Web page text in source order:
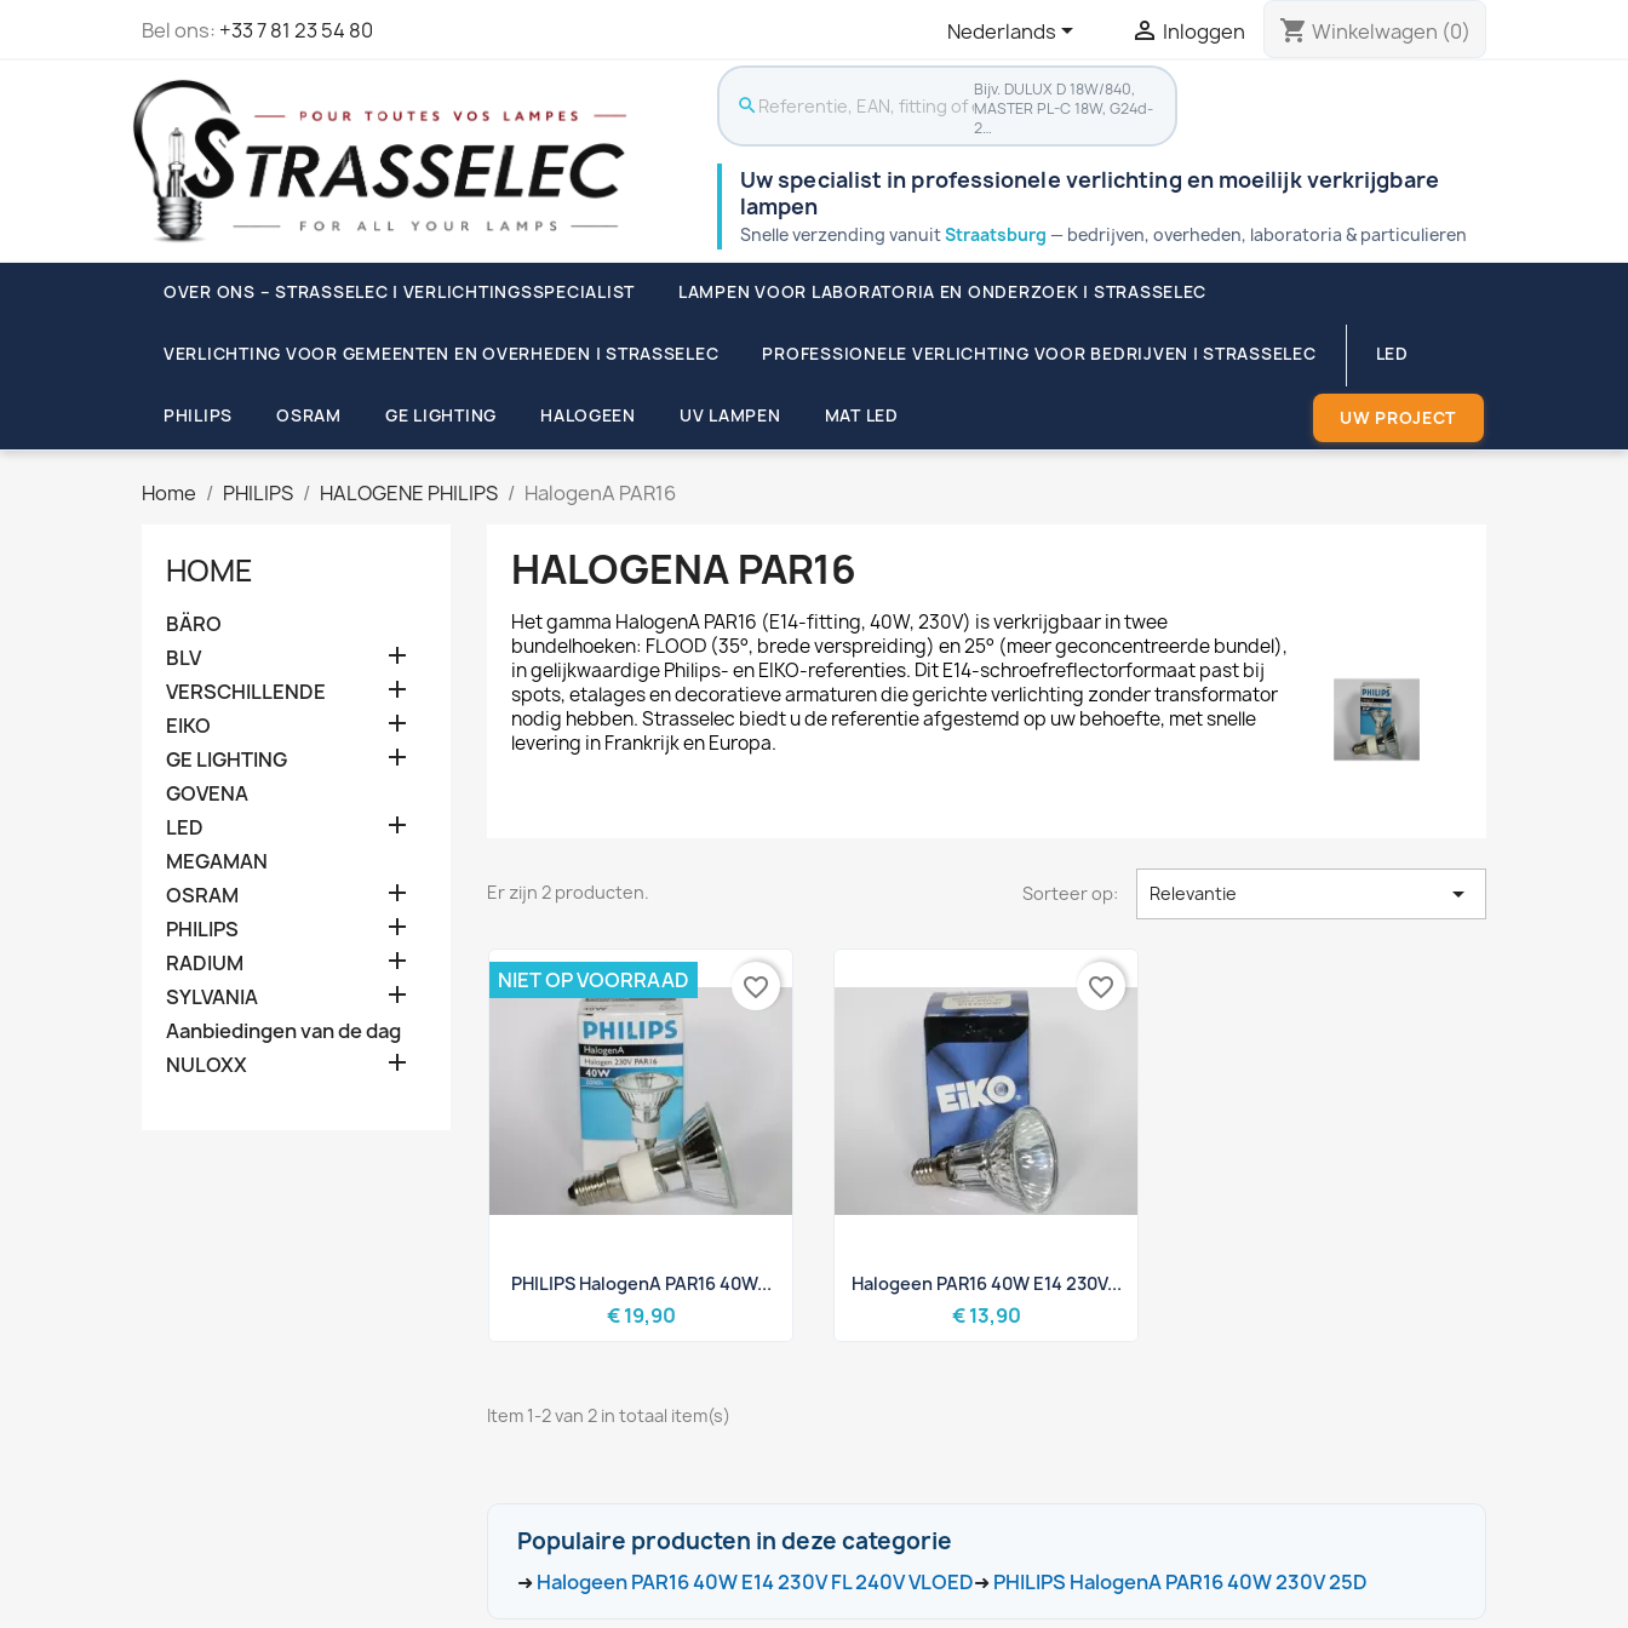
Bel ons: +33 7 81 23 54 80 Nederlands  Inloggen shopping_cart Winkelwagen (0)
search
Bijv. DULUX D 18W/840,
MASTER PL-C 18W, G24d-
2…
Uw specialist in professionele verlichting en moeilijk verkrijgbare
lampen
Snelle verzending vanuitStraatsburg — bedrijven, overheden, laboratoria & particulieren
OVER ONS – STRASSELEC | VERLICHTINGSSPECIALIST LAMPEN VOOR LABORATORIA EN ONDERZOEK | STRASSELEC
VERLICHTING VOOR GEMEENTEN EN OVERHEDEN | STRASSELEC PROFESSIONELE VERLICHTING VOOR BEDRIJVEN | STRASSELEC LED
PHILIPS OSRAM GE LIGHTING HALOGEEN UV LAMPEN MAT LED UW PROJECT
Home PHILIPS HALOGENE PHILIPS HalogenA PAR16
HOME
BÄRO
BLV

VERSCHILLENDE 
EIKO 
GE LIGHTING 
GOVENA
LED

MEGAMAN
OSRAM

PHILIPS 
RADIUM 
SYLVANIA 
Aanbiedingen van de dag
NULOXX

HALOGENA PAR16
Het gamma HalogenA PAR16 (E14-fitting, 40W, 230V) is verkrijgbaar in twee
bundelhoeken: FLOOD (35°, brede verspreiding) en 25° (meer geconcentreerde bundel),
in gelijkwaardige Philips- en EIKO-referenties. Dit E14-schroefreflectorformaat past bij
spots, etalages en decoratieve armaturen die gerichte verlichting zonder transformator
nodig hebben. Strasselec biedt u de referentie afgestemd op uw behoefte, met snelle
levering in Frankrijk en Europa.
Er zijn 2 producten. Sorteer op: Relevantie 
Snel bekijken
PHILIPS HalogenA PAR16 40W...
€ 19,90
NIET OP VOORRAAD favorite_border
Snel bekijken
Halogeen PAR16 40W E14 230V...
€ 13,90
favorite_border
Item 1-2 van 2 in totaal item(s)
Populaire producten in deze categorie
➜ Halogeen PAR16 40W E14 230V FL 240V VLOED➜ PHILIPS HalogenA PAR16 40W 230V 25D